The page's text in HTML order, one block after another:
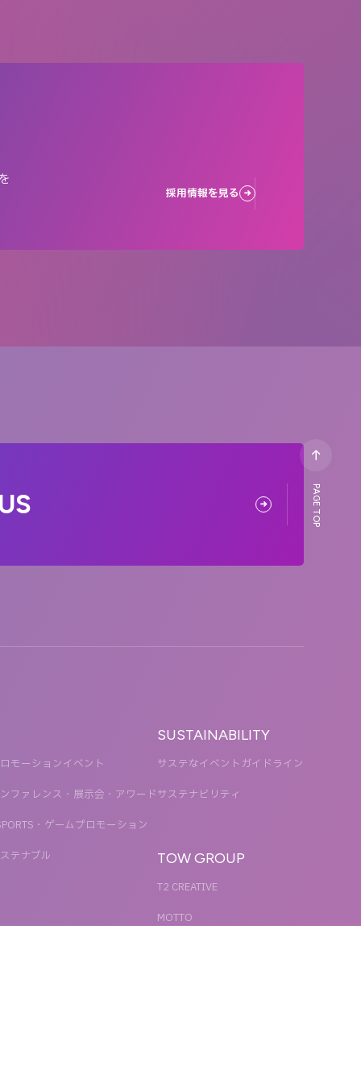
採用情報を見る
モーションイベント
ファレンス・展示会・アワード
・ゲームプロモーション
テナブル
SUSTAINABILITY
サステなイベントガイドライン
サステナビリティ
TOW GROUP
T2 CREATIVE
MOTTO
PAGE TOP